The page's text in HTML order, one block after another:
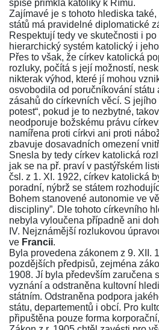
spíše přimkla katolíky k Římu.
Zajímavé je s tohoto hlediska
států má pravidelné diplomatické
Respektují tedy ve skutečnosti i
hierarchický systém katolický i
Přes to však, že církev katolická
rozluky, počítá s její možností,
nikterak výhod, které jí mohou
osvobodila od poručníkování státu
zásahů do církevních věcí. S jejího
potest“, pokud je to nezbytné,
neodporuje božskému právu
namířena proti církvi ani proti
zbavuje dosavadních omezení
Snesla by tedy církev katolická
jak se na př. praví v pastýřském
čsl. z 1. XI. 1922, církev katolická
poradní, nýbrž se státem
Bohem stanovené autonomie ve
discipliny”. Dle tohoto církevního
nebyla vyloučena případně ani
IV. Nejznámější rozlukovou
ve Francii.
Byla provedena zákonem z 9. XII.
pozdějších předpisů, zejména
1908. Jí byla především zaručena
vyznání a odstraněna kultovní
státním. Odstraněna podpora
státu, departementů i obcí. Pro
připuštěna pouze forma